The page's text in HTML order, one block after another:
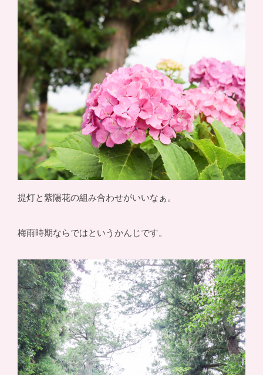
提灯と紫陽花の組み合わせがいいなぁ。
梅雨時期ならではというかんじです。